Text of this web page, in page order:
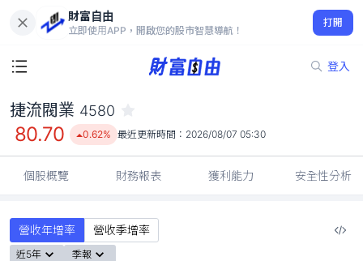
財富自由
立即使用APP，開啟您的股市智慧導航！
打開
登入
80.70
0.62%
捷流閥業 4580
80.70 0.62% 最近更新時間： 2026/08/07 05:30
個股概覽 財務報表 獲利能力 安全性分析
營收年增率 營收季增率
近5年 季報